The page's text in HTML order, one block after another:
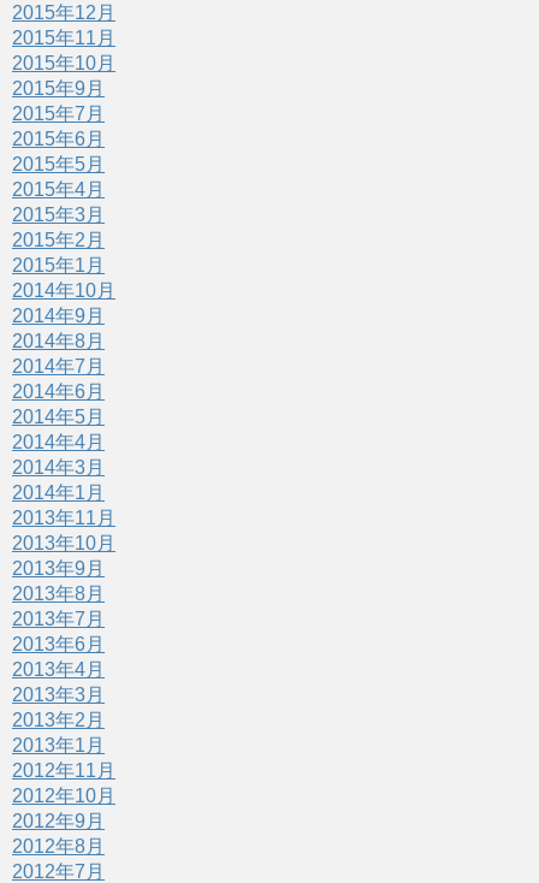
2015年12月
2015年11月
2015年10月
2015年9月
2015年7月
2015年6月
2015年5月
2015年4月
2015年3月
2015年2月
2015年1月
2014年10月
2014年9月
2014年8月
2014年7月
2014年6月
2014年5月
2014年4月
2014年3月
2014年1月
2013年11月
2013年10月
2013年9月
2013年8月
2013年7月
2013年6月
2013年4月
2013年3月
2013年2月
2013年1月
2012年11月
2012年10月
2012年9月
2012年8月
2012年7月